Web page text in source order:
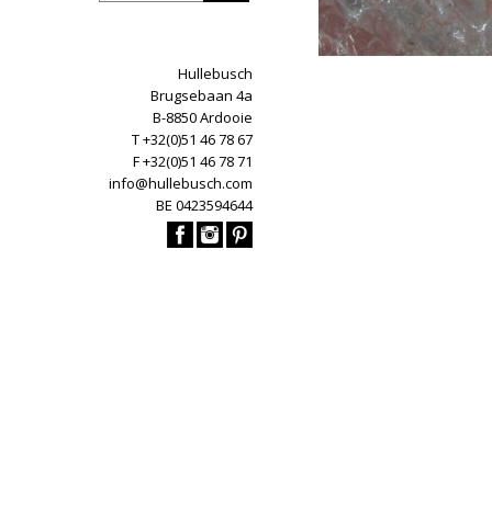
Hullebusch
Brugsebaan 4a
B-8850 Ardooie
T +32(0)51 46 78 67
F +32(0)51 46 78 71
info@hullebusch.com
BE 0423594644